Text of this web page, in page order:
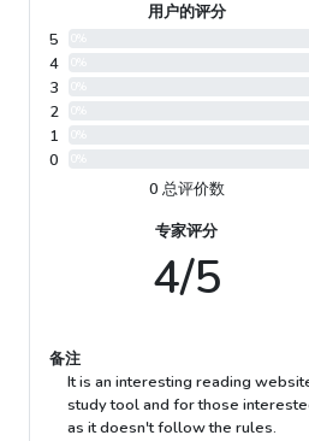
用户的评分
5
4
3
2
1
0
0 总评价数
专家评分
4/5
备注
It is an interesting reading
study tool and for those
as it doesn't follow the rules.